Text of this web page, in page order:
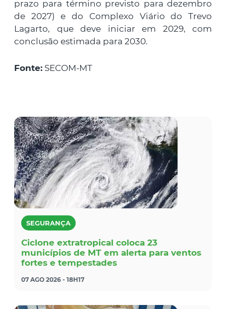
prazo para término previsto para dezembro
de 2027) e do Complexo Viário do Trevo
Lagarto, que deve iniciar em 2029, com
conclusão estimada para 2030.
Fonte: SECOM-MT
SEGURANÇA
Ciclone extratropical coloca 23
municípios de MT em alerta para ventos
fortes e tempestades
07 AGO 2026 - 18H17